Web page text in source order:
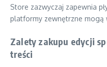
Store zazwyczaj zapewnia
platformy zewnętrzne mogą
Zalety zakupu edycji
treści